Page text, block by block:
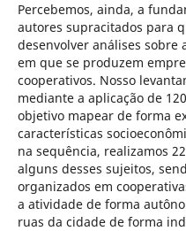
Percebemos, ainda, a
autores supracitados para
desenvolver análises sobre
em que se produzem
cooperativos. Nosso
mediante a aplicação de
objetivo mapear de forma
características
na sequência, realizamos
alguns desses sujeitos,
organizados em
a atividade de forma
ruas da cidade de forma